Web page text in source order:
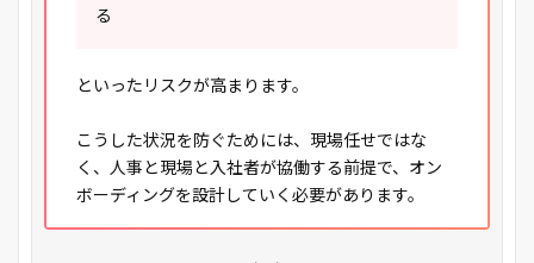
る
といったリスクが高まります。
こうした状況を防ぐためには、現場任せではな
く、人事と現場と入社者が協働する前提で、オン
ボーディングを設計していく必要があります。